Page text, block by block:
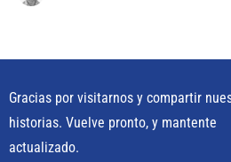
Gracias por visitarnos y compartir
historias. Vuelve pronto, y mantente
actualizado.